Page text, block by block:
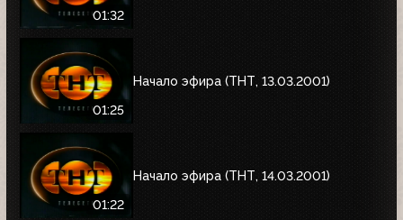
01:32
01:25
Начало эфира (ТНТ, 13.03.2001)
01:22
Начало эфира (ТНТ, 14.03.2001)